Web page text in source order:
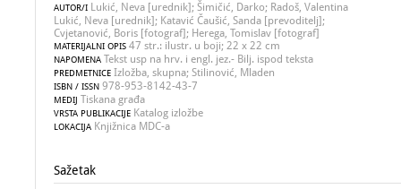
AUTOR/I Lukić, Neva [urednik]; Šimičić, Darko; Radoš, Valentina
Lukić, Neva [urednik]; Katavić Čaušić, Sanda [prevoditelj];
Cvjetanović, Boris [fotograf]; Herega, Tomislav [fotograf]
MATERIJALNI OPIS 47 str.: ilustr. u boji; 22 x 22 cm
NAPOMENA Tekst usp na hrv. i engl. jez.- Bilj. ispod teksta
PREDMETNICE Izložba, skupna; Stilinović, Mladen
ISBN / ISSN 978-953-8142-43-7
MEDIJ Tiskana građa
VRSTA PUBLIKACIJE Katalog izložbe
LOKACIJA Knjižnica MDC-a
Sažetak